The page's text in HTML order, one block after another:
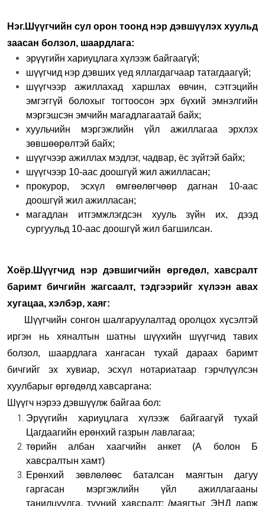
Нэг.Шүүгчийн сул орон тоонд нэр дэвшүүлэх хуульд
заасан болзол, шаардлага:
эрүүгийн хариуцлага хүлээж байгаагүй;
шүүгчид нэр дэвших үед яллагдагчаар татагдаагүй;
шүүгчээр ажиллахад харшлах өвчин, сэтгэцийн
эмгэггүй болохыг тогтоосон эрх бүхий эмнэлгийн
мэргэшсэн эмчийн магадлагаатай байх;
хуульчийн мэргэжлийн үйл ажиллагаа эрхлэх
зөвшөөрөлтэй байх;
шүүгчээр ажиллах мэдлэг, чадвар, ёс зүйтэй байх;
шүүгчээр 10-аас доошгүй жил ажилласан;
прокурор, эсхүл өмгөөлөгчөөр дагнан 10-аас
доошгүй жил ажилласан;
магадлан итгэмжлэгдсэн хууль зүйн их, дээд
сургуульд 10-аас доошгүй жил багшилсан.
Хоёр.Шүүгчид нэр дэвшигчийн өргөдөл, хавсралт
баримт бичгийн жагсаалт, тэдгээрийг хүлээн авах
хугацаа, хэлбэр, хаяг:
Шүүгчийн сонгон шалгаруулалтад оролцох хүсэлтэй
иргэн нь хяналтын шатны шүүхийн шүүгчид тавих
болзол, шаардлага хангасан тухай дараах баримт
бичгийг эх хувиар, эсхүл нотариатаар гэрчлүүлсэн
хуулбарыг өргөдөлд хавсаргана:
Шүүгч нэрээ дэвшүүлж байгаа бол:
Эрүүгийн хариуцлага хүлээж байгаагүй тухай
Цагдаагийн ерөнхий газрын лавлагаа;
төрийн албан хаагчийн анкет (А болон Б
хавсралтын хамт)
Ерөнхий зөвлөлөөс баталсан маягтын дагуу
гаргасан мэргэжлийн үйл ажиллагааны
танилцуулга, түүний хавсралт; /маягтыг ЭНД дарж